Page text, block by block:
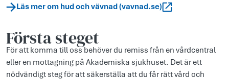
Läs mer om hud och vävnad (vavnad.se)
Första steget
För att komma till oss behöver du remiss från en vårdcentral
eller en mottagning på Akademiska sjukhuset. Det är ett
nödvändigt steg för att säkerställa att du får rätt vård och